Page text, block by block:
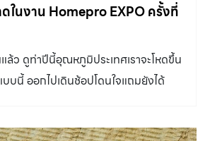
ในงาน Homepro EXPO ครั้งที่
แล้ว ดูท่าปีนี้อุณหภูมิประเทศเราจะโหดขึ้น
บนี้ ออกไปเดินช้อปโดนใจแถมยังได้